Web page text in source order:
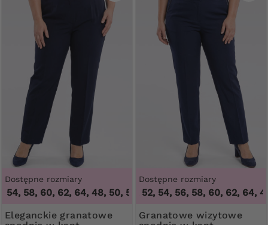
Dostępne rozmiary
58, 60, 62, 64 ,48, 50, 52, 54, 58, 60, 62, 64
Eleganckie granatowe
Dostępne rozmiary
46, 48, 50, 52, 54, 56, 58, 60, 62, 64 ,46,
Granatowe wizytowe